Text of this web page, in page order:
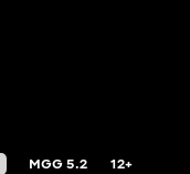
MGG5.2 12+